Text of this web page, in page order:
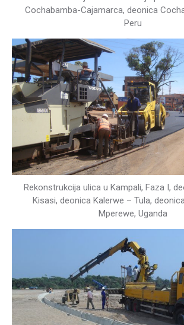
Cochabamba-Cajamarca, deonica
Peru
Rekonstrukcija ulica u Kampali, Faza I,
Kisasi, deonica Kalerwe – Tula,
Mperewe, Uganda